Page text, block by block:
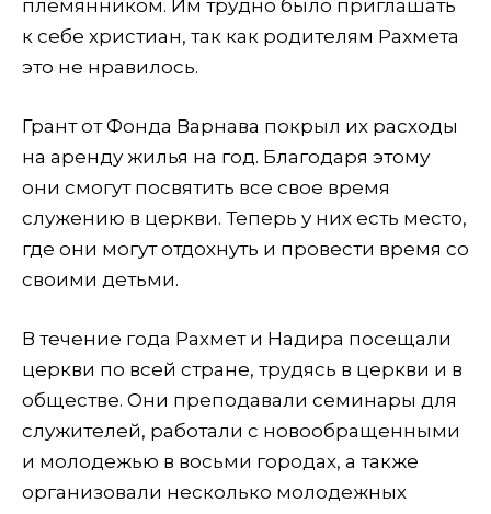
племянником. Им трудно было приглашать
к себе христиан, так как родителям Рахмета
это не нравилось.
Грант от Фонда Варнава покрыл их расходы
на аренду жилья на год. Благодаря этому
они смогут посвятить все свое время
служению в церкви. Теперь у них есть место,
где они могут отдохнуть и провести время со
своими детьми.
В течение года Рахмет и Надира посещали
церкви по всей стране, трудясь в церкви и в
обществе. Они преподавали семинары для
служителей, работали с новообращенными
и молодежью в восьми городах, а также
организовали несколько молодежных